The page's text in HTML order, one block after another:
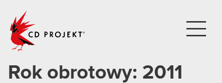
Rok obrotowy: 2011